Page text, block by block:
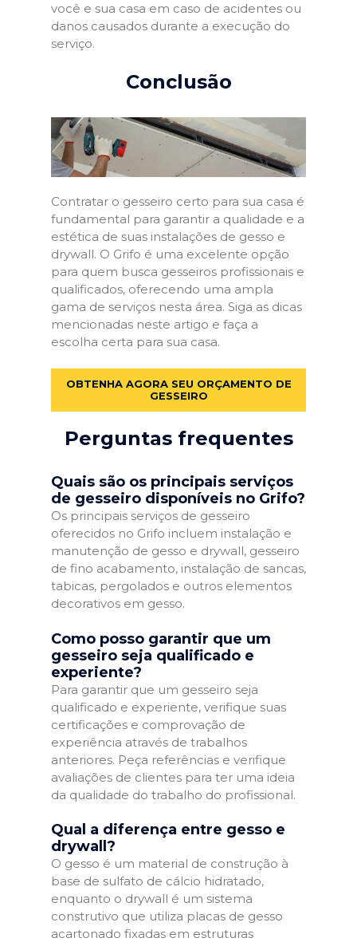
você e sua casa em caso de acidentes ou
danos causados durante a execução do
serviço.
Conclusão
Contratar o gesseiro certo para sua casa é
fundamental para garantir a qualidade e a
estética de suas instalações de gesso e
drywall. O Grifo é uma excelente opção
para quem busca gesseiros profissionais e
qualificados, oferecendo uma ampla
gama de serviços nesta área. Siga as dicas
mencionadas neste artigo e faça a
escolha certa para sua casa.
OBTENHA AGORA SEU ORÇAMENTO DE
GESSEIRO
Perguntas frequentes
Quais são os principais serviços
de gesseiro disponíveis no Grifo?
Os principais serviços de gesseiro
oferecidos no Grifo incluem instalação e
manutenção de gesso e drywall, gesseiro
de fino acabamento, instalação de sancas,
tabicas, pergolados e outros elementos
decorativos em gesso.
Como posso garantir que um
gesseiro seja qualificado e
experiente?
Para garantir que um gesseiro seja
qualificado e experiente, verifique suas
certificações e comprovação de
experiência através de trabalhos
anteriores. Peça referências e verifique
avaliações de clientes para ter uma ideia
da qualidade do trabalho do profissional.
Qual a diferença entre gesso e
drywall?
O gesso é um material de construção à
base de sulfato de cálcio hidratado,
enquanto o drywall é um sistema
construtivo que utiliza placas de gesso
acartonado fixadas em estruturas